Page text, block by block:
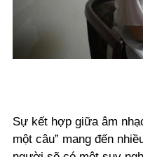
Sự kết hợp giữa âm
một câu” mang đến